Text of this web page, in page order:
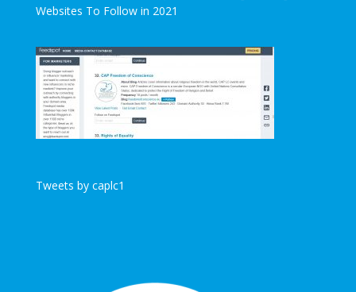
Websites To Follow in 2021
Tweets by caplc1